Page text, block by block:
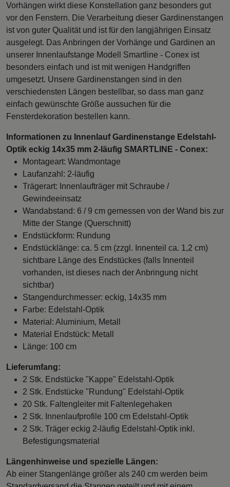
Vorhängen wirkt diese Konstellation ganz besonders gut
vor den Fenstern. Die Verarbeitung dieser Gardinenstangen
ist von guter Qualität und ist für den langjährigen Einsatz
ausgelegt. Das Anbringen der Vorhänge und Gardinen an
unserer Innenlaufstange Modell Smartline - Conex ist
besonders einfach und ist mit wenigen Handgriffen
umgesetzt. Unsere Gardinenstangen sind in den
verschiedensten Längen bestellbar, so dass man ganz
einfach gewünschte Größe aussuchen für die
Fensterdekoration bestellen kann.
Informationen zu Innenlauf Gardinenstange Edelstahl-
Optik eckig 14x35 mm 2-läufig SMARTLINE - Conex:
Montageart: Wandmontage
Laufanzahl: 2-läufig
Trägerart: Innenlaufträger mit Schraube /
Gewindeeinsatz
Wandabstand: 6 / 9 cm gemessen von der Wand bis zur
Mitte der Stange (Querschnitt)
Endstückform: Rundung
Endstücklänge: ca. 5 cm (zzgl. Innenteil ca. 1,2 cm)
sichtbare Länge des Endstückes (falls Innenteil
vorhanden, ist dieses nach der Anbringung nicht
sichtbar)
Stangendurchmesser: eckig, 14x35 mm
Farbe: Edelstahl-Optik
Material: Aluminium, Metall
Material Endstück: Metall
Länge: 100 cm
Lieferumfang:
2 Stk. Endstücke "Kappe" Edelstahl-Optik
2 Stk. Endstücke "Rundung" Edelstahl-Optik
20 Stk. Faltengleiter mit Faltenlegehaken
2 Stk. Innenlaufprofile 100 cm Edelstahl-Optik
2 Stk. Träger eckig 2-läufig Edelstahl-Optik inkl.
Befestigungsmaterial
Längenhinweise und spezielle Längen:
Ab einer Stangenlänge größer als 240 cm werden beim